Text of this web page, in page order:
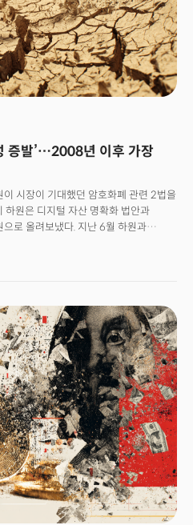
"이라 전했다.세계무역기구(WTO)는
전년 동기 대비 5.3% 증가했다고
세를 예상한 기업들의 재고 확보에
WTO는 올해 상품 무역 전망치를 이전의
정했다.중국의 경우에도 직접적인
대비 약 10% 감소했지만, 전체 수출은
침했다. 베트남, 태국, 멕시코를 포함한
무역을 일정 부분 반영하는 것으로
버인 이자벨 슈나벨은 최근 중앙은행
다"고 말했다. 유럽 제조업은 최근 몇
주문, 신규 수출 주문, 향후 생산에
치로 상승했다.
증발’…2008년 이후 가장
시장이 기대했던 암호화폐 관련 2법을
원은 디지털 자산 명확화 법안과
로 올려보냈다. 지난 6월 하원과
안인 지니어스 법안에 이어 암호화폐
지 법안이라는 삼각편대는 겉으로는
만, 실제로는 민간 디지털 화폐를 달러
디지털 화폐 발행권은 봉쇄하는 균형을
달러 기반 스테이블코인을 장려하는
족 문제를 해결하면서 동시에 달러의
하려는 의도가 명확하다. 이는 흔들리는
위안화나 유럽의 디지털 유로
하다.놀랍게도 시장의 반응은 극명하게
2700만 달러가 유입되고 선물
기관 자금의 폭발적인 관심을
자던 사토시 나카모토 추정 지갑에서
거래소로 이동한 것은 다른 해석이
이 아니라 암호화폐 생태계의 구조적
전히 초기 채굴자들이 대다수를